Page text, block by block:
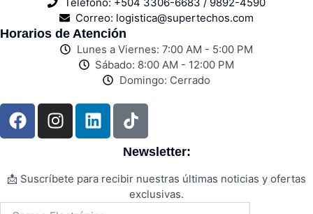
Correo: logistica@supertechos.com
Horarios de Atención
Lunes a Viernes: 7:00 AM - 5:00 PM
Sábado: 8:00 AM - 12:00 PM
Domingo: Cerrado
Newsletter:
📩 Suscríbete para recibir nuestras últimas noticias y ofertas
exclusivas.